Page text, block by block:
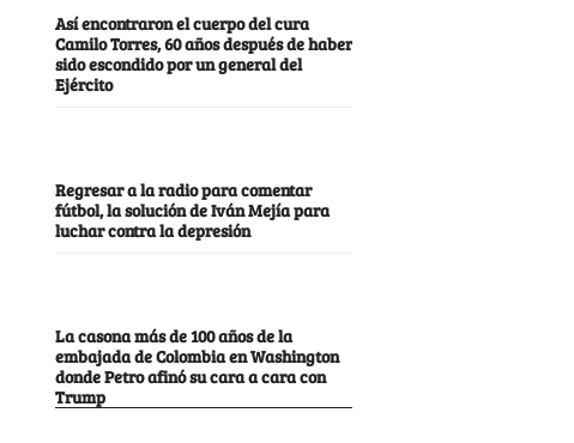
Así encontraron el cuerpo del cura
Camilo Torres, 60 años después de haber
sido escondido por un general del
Ejército
Regresar a la radio para comentar
fútbol, la solución de Iván Mejía para
luchar contra la depresión
La casona más de 100 años de la
embajada de Colombia en Washington
donde Petro afinó su cara a cara con
Trump